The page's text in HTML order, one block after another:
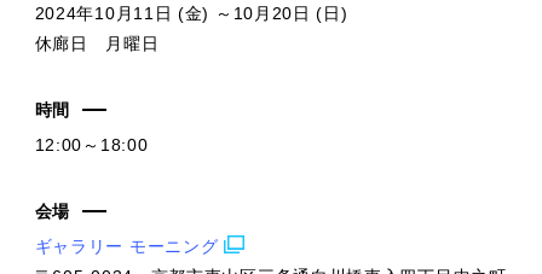
2024年10月11日 (金) ～10月20日 (日)
休廊日 月曜日
時間
12:00～18:00
会場
ギャラリー モーニング